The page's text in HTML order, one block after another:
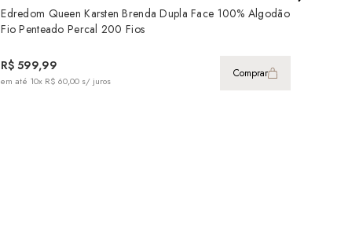
Edredom Queen Karsten Brenda Dupla Face 100% Algodão
Fio Penteado Percal 200 Fios
R$ 599,99
em até 10x R$ 60,00 s/ juros
Comprar